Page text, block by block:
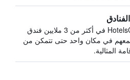
يبحث HotelsCombined في أكثر من 3 ملايين فندق
في مكان واحد حتى تتمكن من
المثالية.